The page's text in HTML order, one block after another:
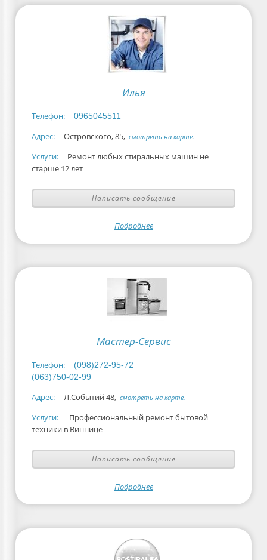
Илья
Телефон: 0965045511
Адрес: Островского, 85, смотреть на карте.
Услуги:
Ремонт любых стиральных машин не
старше 12 лет
Написать сообщение
Подробнее
Мастер-Сервис
Телефон:
(098)272-95-72
(063)750-02-99
Адрес: Л.Событий 48, смотреть на карте.
Услуги:
Профессиональный ремонт бытовой
техники в Виннице
Написать сообщение
Подробнее